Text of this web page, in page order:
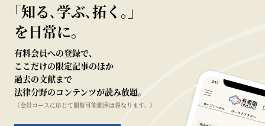
｢知る､学ぶ､拓く｡｣
を日常に。
有料会員への登録で、
ここだけの限定記事のほか
過去の文献まで
法律分野のコンテンツが読み放題。
（会員コースに応じて閲覧可能範囲は異なります。）